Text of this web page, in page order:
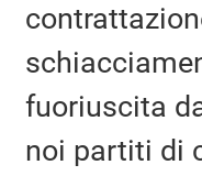
fuoriuscita
noi partiti di